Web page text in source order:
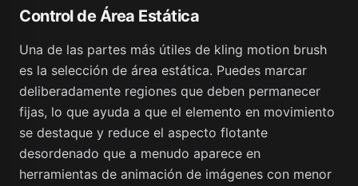
Control de Área Estática
Una de las partes más útiles de kling motion brush
es la selección de área estática. Puedes marcar
deliberadamente regiones que deben permanecer
fijas, lo que ayuda a que el elemento en movimiento
se destaque y reduce el aspecto flotante
desordenado que a menudo aparece en
herramientas de animación de imágenes con menor